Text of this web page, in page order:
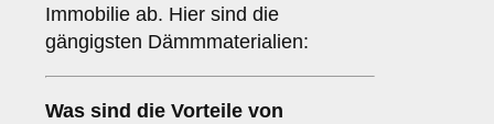
Immobilie ab. Hier sind die
gängigsten Dämmmaterialien:
Was sind die Vorteile von